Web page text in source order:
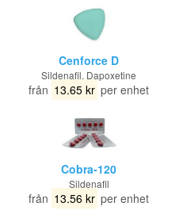
Cenforce D
Sildenafil, Dapoxetine
från 13.65 kr per enhet
Cobra-120
Sildenafil
från 13.56 kr per enhet